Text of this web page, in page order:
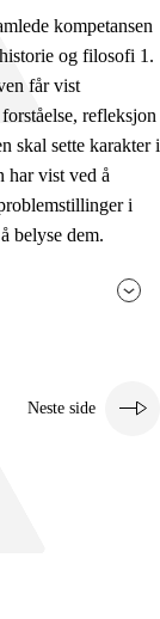
kompetansen
og filosofi 1.
får vist
refleksjon
skal sette karakter i
har vist ved å
i
belyse dem.
Neste side